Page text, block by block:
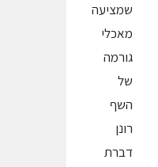
שמציעה
מאכלי
גורמה
של
השף
רונן
דברת